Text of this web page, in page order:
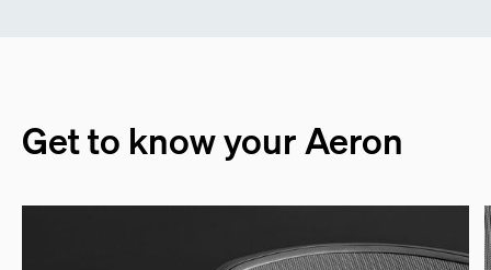
Get to know your Aeron